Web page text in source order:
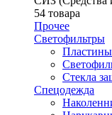
54 товара
Прочее
Светофильтры
Стекла
Спецодежда